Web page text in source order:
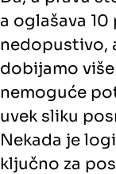
a oglašava
nedopustivo,
dobijamo
nemoguće
uvek sliku
Nekada je
ključno za